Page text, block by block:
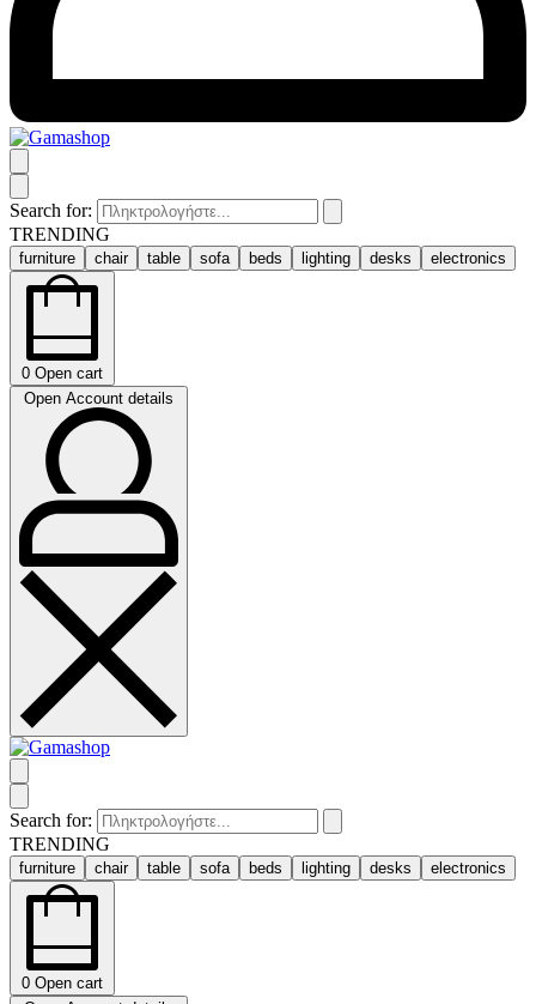
Search for:
TRENDING
furniture chair table sofa beds lighting desks electronics
0 Open cart
Open Account details
Search for:
TRENDING
furniture chair table sofa beds lighting desks electronics
0 Open cart